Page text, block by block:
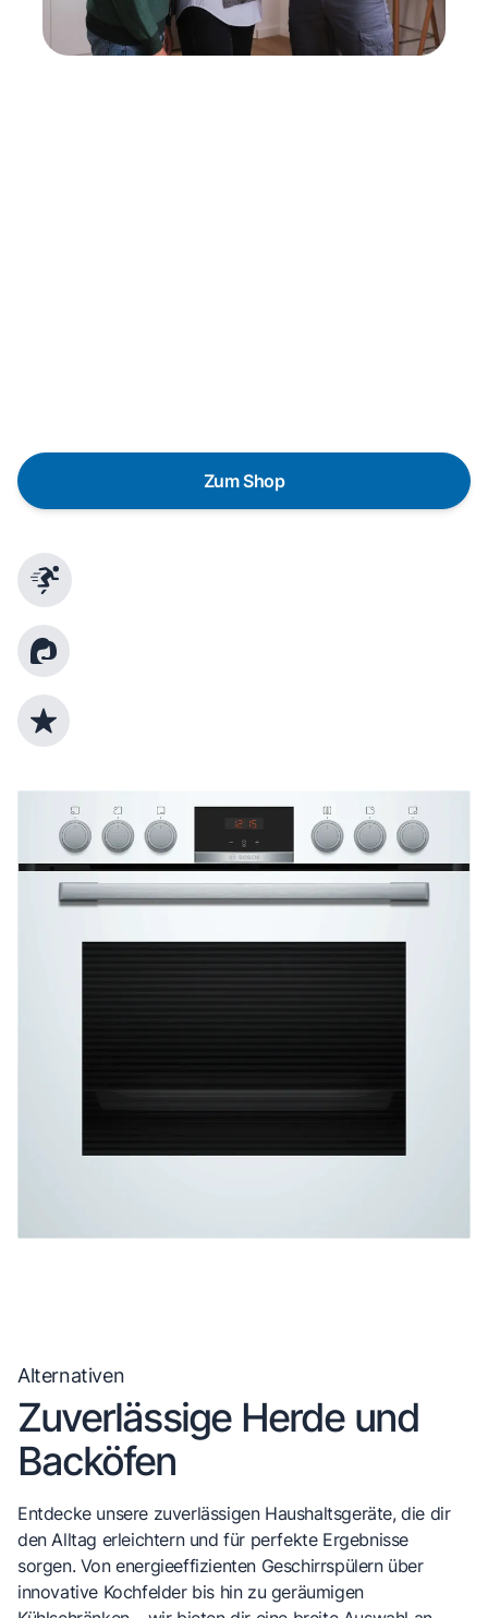
Zum Shop
Alternativen
Zuverlässige Herde und
Backöfen
Entdecke unsere zuverlässigen Haushaltsgeräte, die dir
den Alltag erleichtern und für perfekte Ergebnisse
sorgen. Von energieeffizienten Geschirrspülern über
innovative Kochfelder bis hin zu geräumigen